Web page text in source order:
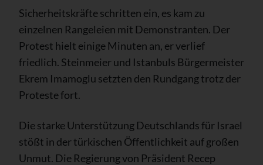
Sicherheitskräfte schritten ein, es kam zu
einzelnen Rangeleien mit Demonstranten. Der
Protest hielt einige Minuten an, er verlief
friedlich. Steinmeier und Istanbuls Bürgermeister
Ekrem Imamoglu setzten den Rundgang trotz der
Proteste fort.
Die starke Unterstützung Deutschlands für Israel
stößt in der türkischen Öffentlichkeit auf großen
Unmut. Die Regierung von Präsident Recep